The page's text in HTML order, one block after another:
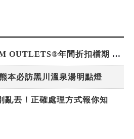
把握日本PREMIUM OUTLETS®年間折扣檔期 越買越划算
本必訪黑川溫泉湯明點燈
亂丟！正確處理方式報你知